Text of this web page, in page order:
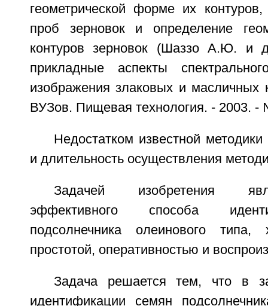
геометрической форме их
проб зерновок и определение
контуров зерновок (Шаззо А.Ю. и
прикладные аспекты
изображения злаковых и масличных
ВУЗов. Пищевая технология. - 2003. -
Недостатком известной
и длительность осуществления
Задачей изобретения
эффективного способа
подсолнечника олеинового типа,
простотой, оперативностью и
Задача решается тем, что в
идентификации семян